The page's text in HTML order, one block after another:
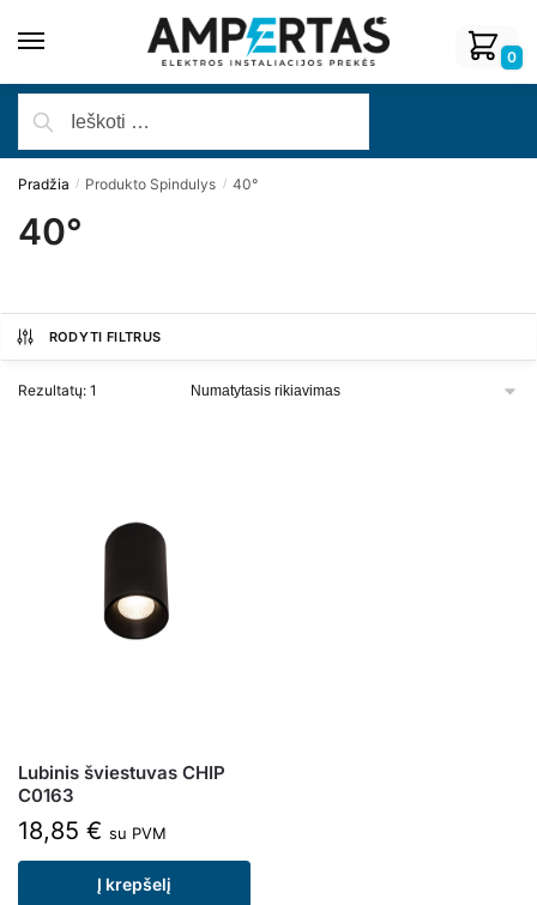
0
Pradžia / Produkto Spindulys / 40°
40°
RODYTI FILTRUS
Rezultatų: 1
Lubinis šviestuvas CHIP
C0163
18,85 € su PVM
Į krepšelį